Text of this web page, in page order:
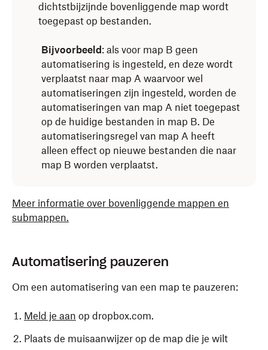
dichtstbijzijnde bovenliggende map wordt
toegepast op bestanden.
Bijvoorbeeld : als voor map B geen
automatisering is ingesteld, en deze wordt
verplaatst naar map A waarvoor wel
automatiseringen zijn ingesteld, worden de
automatiseringen van map A niet toegepast
op de huidige bestanden in map B. De
automatiseringsregel van map A heeft
alleen effect op nieuwe bestanden die naar
map B worden verplaatst.
Meer informatie over bovenliggende mappen en
submappen.
Automatisering pauzeren
Om een automatisering van een map te pauzeren:
Meld je aan op dropbox.com.
Plaats de muisaanwijzer op de map die je wilt